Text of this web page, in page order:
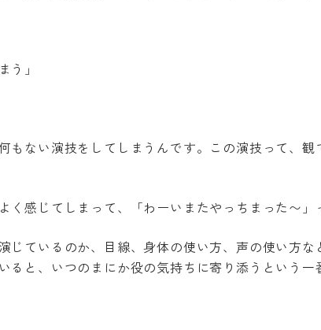
う」
もない演技をしてしまうんです。この演技って、
く感じてしまって、「わーいまたやっちまった〜」
じているのか、目線、身体の使い方、声の使い方
ると、いつのまにか役の気持ちに寄り添うという一